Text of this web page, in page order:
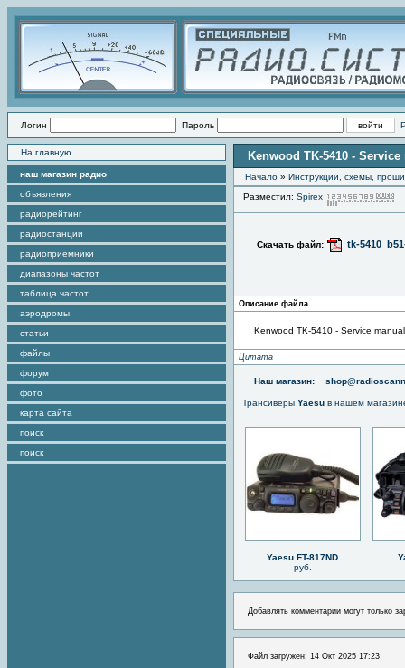
Логин Пароль
На главную
наш магазин радио
объявления
радиорейтинг
радиостанции
радиоприемники
диапазоны частот
таблица частот
аэродромы
статьи
файлы
форум
фото
карта сайта
поиск
поиск
Kenwood TK-5410 -
Начало » Инструкции, схемы,
Разместил: Spirex
Скачать файл: tk-
Описание файла
Kenwood TK-5410 - Service manual
Цитата
Наш магазин:
Трансиверы Yaesu в нашем
Yaesu FT-817ND
руб.
Добавлять комментарии могут только
Файл загружен: 14 Окт 2025 17:23